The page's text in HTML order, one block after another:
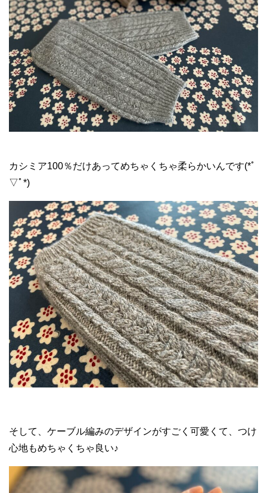
カシミア100％だけあってめちゃくちゃ柔らかいんです(*ﾟ
▽ﾟ*)
そして、ケーブル編みのデザインがすごく可愛くて、つけ
心地もめちゃくちゃ良い♪